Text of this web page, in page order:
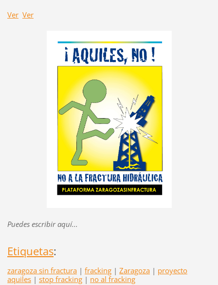
Ver Ver
Puedes escribir aquí...
Etiquetas:
zaragoza sin fractura | fracking | Zaragoza | proyecto
aquiles | stop fracking | no al fracking